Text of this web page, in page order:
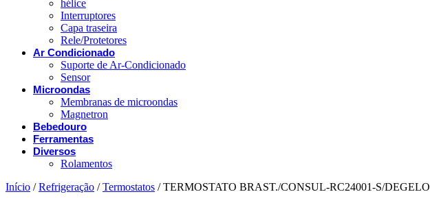
hélice
Interruptores
Capa traseira
Rele/Protetores
Ar Condicionado
Suporte de Ar-Condicionado
Sensor
Microondas
Membranas de microondas
Magnetron
Bebedouro
Ferramentas
Diversos
Rolamentos
Início /Refrigeração /Termostatos / TERMOSTATO BRAST./CONSUL-RC24001-S/DEGELO